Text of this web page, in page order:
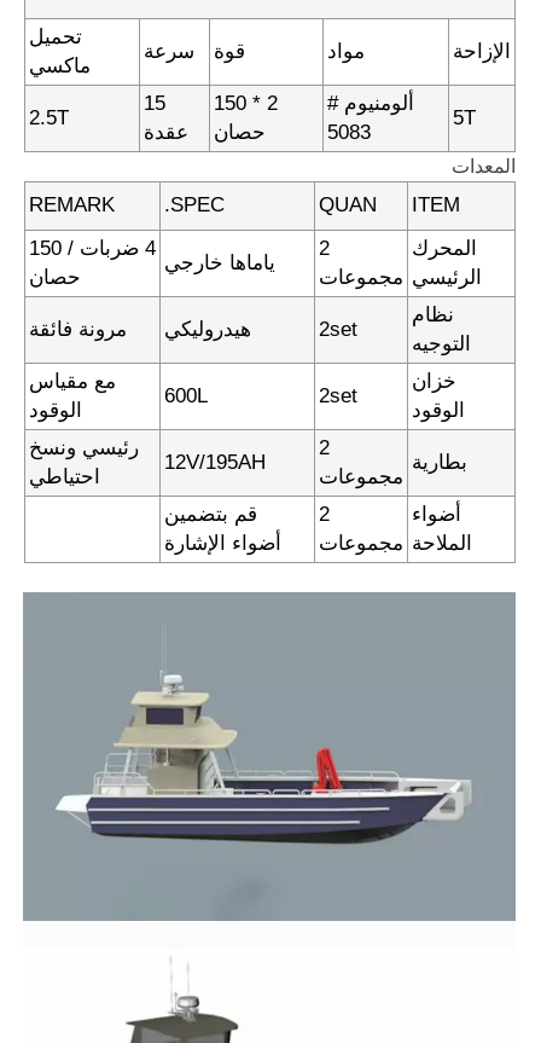
الإزاحة مواد قوة سرعة
تحميل
ماكسي
5T
ألومنيوم #
5083
2 * 150
حصان
15
عقدة
2.5T
المعدات
ITEM
QUAN
SPEC.
REMARK
المحرك
الرئيسي
2
مجموعات
ياماها خارجي
4 ضربات / 150
حصان
نظام
التوجيه
2set هيدروليكي مرونة فائقة
خزان
الوقود
2set
600L
مع مقياس
الوقود
بطارية
2
مجموعات
12V/195AH
رئيسي ونسخ
احتياطي
أضواء
الملاحة
2
مجموعات
قم بتضمين
أضواء الإشارة